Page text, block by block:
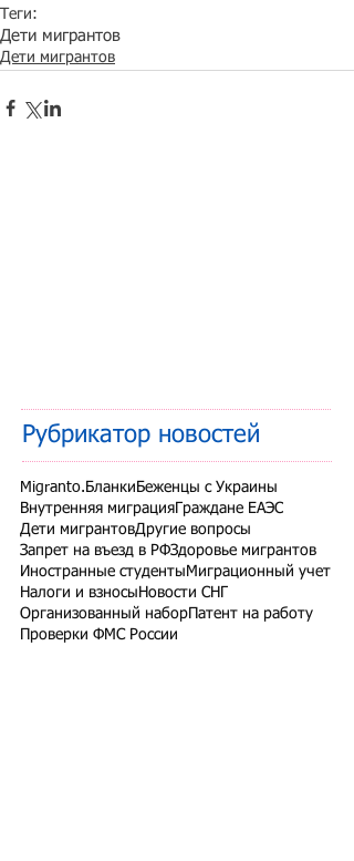
Теги:
Дети мигрантов
Дети мигрантов
Рубрикатор новостей
Migranto.Бланки Беженцы с Украины
Внутренняя миграция Граждане ЕАЭС
Дети мигрантовДругие вопросы
Запрет на въезд в РФЗдоровье мигрантов
Иностранные студенты Миграционный учет
Налоги и взносы Новости СНГ
Организованный набор Патент на работу
Проверки ФМС России